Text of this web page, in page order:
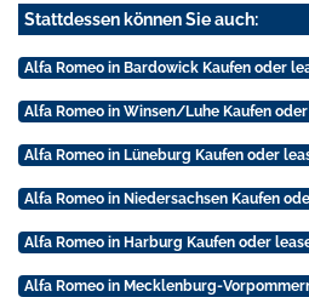
Stattdessen können Sie auch:
Alfa Romeo in Bardowick Kaufen oder
Alfa Romeo in Winsen/Luhe Kaufen
Alfa Romeo in Lüneburg Kaufen oder
Alfa Romeo in Niedersachsen Kaufen
Alfa Romeo in Harburg Kaufen oder
Alfa Romeo in Mecklenburg-